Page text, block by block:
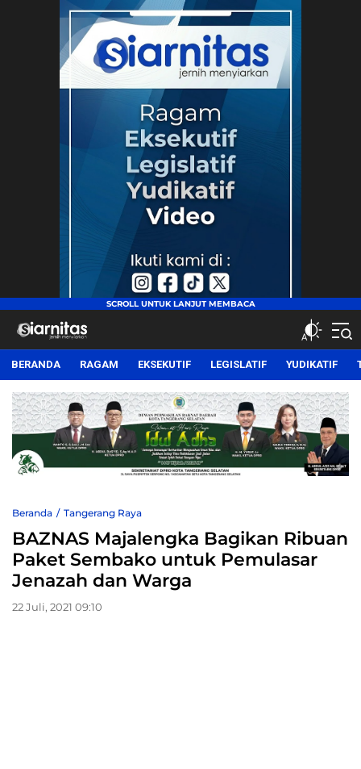
siarnitas
Jernih Menyiarkan
BERANDA RAGAM EKSEKUTIF LEGISLATIF YUDIKATIF
Beranda Tangerang Raya
BAZNAS Majalengka Bagikan Ribuan
Paket Sembako untuk Pemulasar
Jenazah dan Warga
22 Juli, 2021 09:10